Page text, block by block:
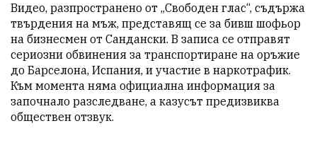
Видео, разпространено от „Свободен глас“, съдържа
твърдения на мъж, представящ се за бивш шофьор
на бизнесмен от Сандански. В записа се отправят
сериозни обвинения за транспортиране на оръжие
до Барселона, Испания, и участие в наркотрафик.
Към момента няма официална информация за
започнало разследване, а казусът предизвиква
обществен отзвук.